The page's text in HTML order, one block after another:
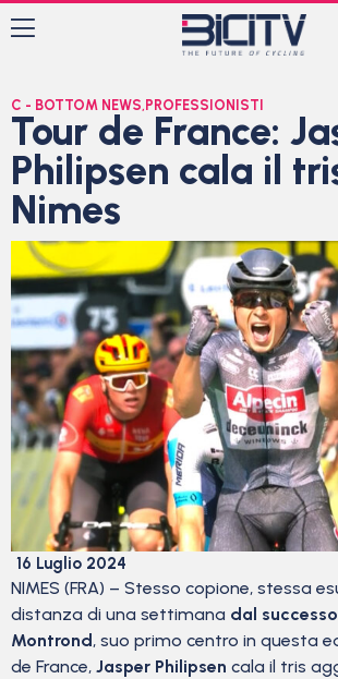
C - BOTTOM NEWS, PROFESSIONISTI
Tour de France:
Philipsen cala il
Nimes
16 Luglio 2024
NIMES (FRA) – Stesso copione, stessa
distanza di una settimana dal
Montrond , suo primo centro in questa
de France, Jasper Philipsen cala il tris